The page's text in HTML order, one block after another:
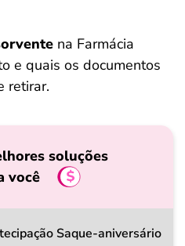
na Farmácia
e quais os documentos
retirar.
soluções
você
Saque-aniversário